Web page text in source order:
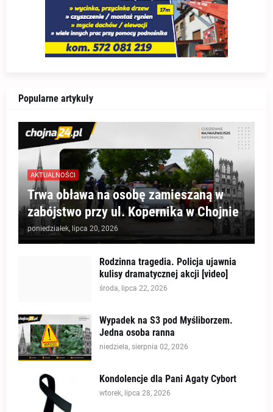
Popularne artykuły
AKTUALNOŚCI
Trwa obława na osobę zamieszaną w
zabójstwo przy ul. Kopernika w Chojnie
poniedziałek, lipca 20, 2026
Rodzinna tragedia. Policja ujawnia
kulisy dramatycznej akcji [video]
środa, lipca 22, 2026
Wypadek na S3 pod Myśliborzem.
Jedna osoba ranna
niedziela, sierpnia 02, 2026
Kondolencje dla Pani Agaty Cybort
wtorek, lipca 28, 2026